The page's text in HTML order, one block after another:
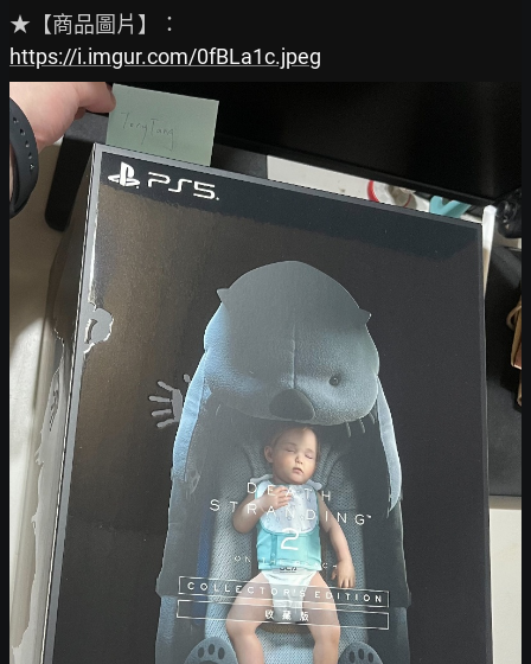
https://i.imgur.com/0fBLa1c.jpeg